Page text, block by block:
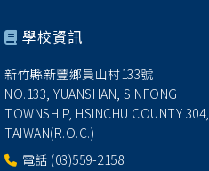
學校資訊
新竹縣新豐鄉員山村133號
NO.133, YUANSHAN, SINFONG
TOWNSHIP, HSINCHU COUNTY 304,
TAIWAN(R.O.C.)
電話 (03)559-2158